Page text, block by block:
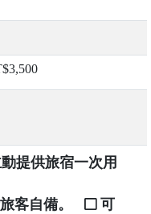
提供旅宿一次用
客自備。
可